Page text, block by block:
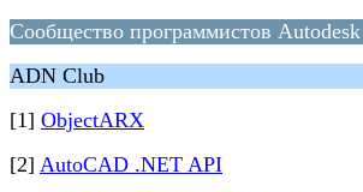
Сообщество программистов
ADN Club
[1] ObjectARX
[2] AutoCAD .NET API